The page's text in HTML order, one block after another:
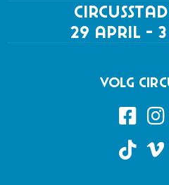
29 april - 3
VOLG